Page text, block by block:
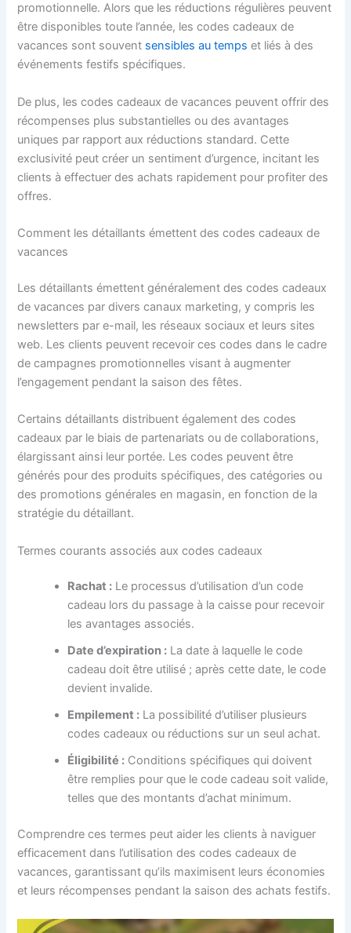
promotionnelle. Alors que les réductions régulières peuvent
être disponibles toute l’année, les codes cadeaux de
vacances sont souvent sensibles au temps et liés à des
événements festifs spécifiques.
De plus, les codes cadeaux de vacances peuvent offrir des
récompenses plus substantielles ou des avantages
uniques par rapport aux réductions standard. Cette
exclusivité peut créer un sentiment d’urgence, incitant les
clients à effectuer des achats rapidement pour profiter des
offres.
Comment les détaillants émettent des codes cadeaux de
vacances
Les détaillants émettent généralement des codes cadeaux
de vacances par divers canaux marketing, y compris les
newsletters par e-mail, les réseaux sociaux et leurs sites
web. Les clients peuvent recevoir ces codes dans le cadre
de campagnes promotionnelles visant à augmenter
l’engagement pendant la saison des fêtes.
Certains détaillants distribuent également des codes
cadeaux par le biais de partenariats ou de collaborations,
élargissant ainsi leur portée. Les codes peuvent être
générés pour des produits spécifiques, des catégories ou
des promotions générales en magasin, en fonction de la
stratégie du détaillant.
Termes courants associés aux codes cadeaux
Rachat : Le processus d’utilisation d’un code
cadeau lors du passage à la caisse pour recevoir
les avantages associés.
Date d’expiration : La date à laquelle le code
cadeau doit être utilisé ; après cette date, le code
devient invalide.
Empilement : La possibilité d’utiliser plusieurs
codes cadeaux ou réductions sur un seul achat.
Éligibilité : Conditions spécifiques qui doivent
être remplies pour que le code cadeau soit valide,
telles que des montants d’achat minimum.
Comprendre ces termes peut aider les clients à naviguer
efficacement dans l’utilisation des codes cadeaux de
vacances, garantissant qu’ils maximisent leurs économies
et leurs récompenses pendant la saison des achats festifs.